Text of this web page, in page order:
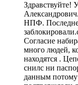
Здравствуйте!
НПФ.
Согласие
много людей,
находятся .
снилс ни
данным